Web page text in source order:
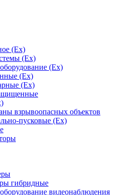
(Ex)
(Ex)
(Ex)
(Ex)
(Ex)
взрывоопасных объектов
пусковые (Ex)
гибридные
видеонаблюдения